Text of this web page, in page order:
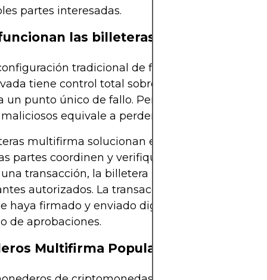
partes interesadas.
las billeteras multifirma
tradicional de firma única, quien
tiene control total sobre los fondos de la
un punto único de fallo. Perder la clave o
equivale a perder el acceso o sufrir un
multifirma solucionan esta vulnerabilidad
partes coordinen y verifiquen una transacción.
transacción, la billetera notifica a los demás
autorizados. La transacción solo se procesa
haya firmado y enviado digitalmente el número
de aprobaciones.
Multifirma Populares